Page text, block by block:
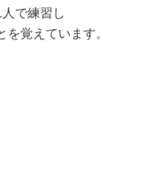
で練習し
覚えています。